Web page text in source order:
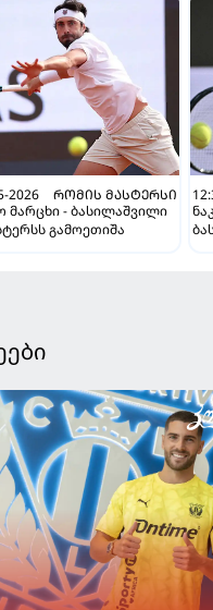
2026
ᲠᲝᲛᲘᲡ ᲛᲐᲡᲢᲔᲠᲡᲘ
მარცხი - ბასილაშვილი
გამოეთიშა